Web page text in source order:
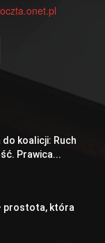
koalicji: Ruch
Prawica...
prostota, która